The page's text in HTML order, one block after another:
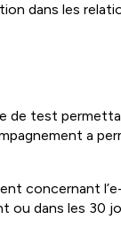
dans les
de test
a
concernant
ou dans les 30